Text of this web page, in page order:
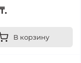
В корзину